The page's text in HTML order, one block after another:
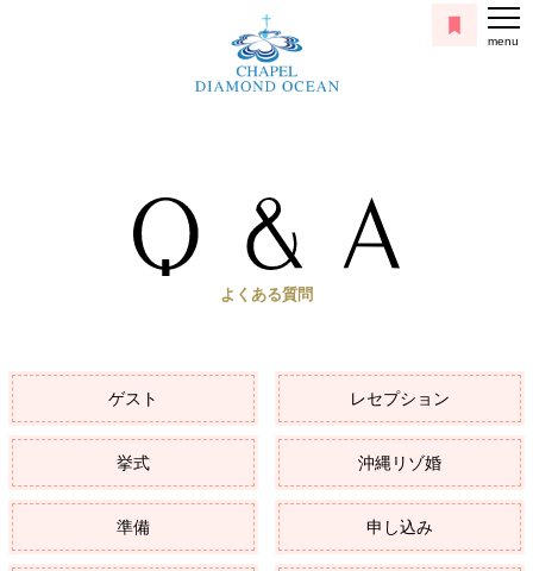
menu
よくある質問
ゲスト レセプション
挙式 沖縄リゾ婚
準備 申し込み